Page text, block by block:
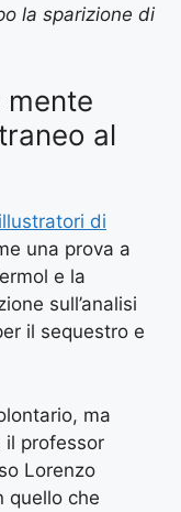
la sparizione di
mente
al
di
una prova a
e la
sull’analisi
il sequestro e
ma
il professor
Lorenzo
quello che